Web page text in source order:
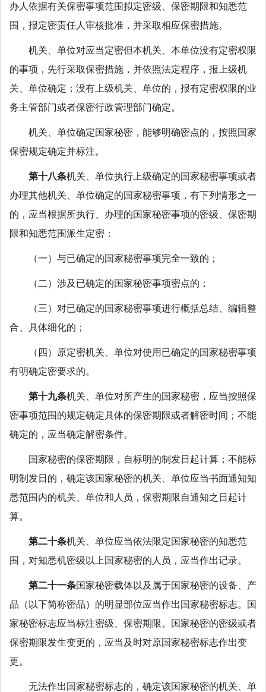
办人依据有关保密事项范围拟定密级、保密期限和知悉范
围，报定密责任人审核批准，并采取相应保密措施。
机关、单位对应当定密但本机关、本单位没有定密权限
的事项，先行采取保密措施，并依照法定程序，报上级机
关、单位确定；没有上级机关、单位的，报有定密权限的业
务主管部门或者保密行政管理部门确定。
机关、单位确定国家秘密，能够明确密点的，按照国家
保密规定确定并标注。
第十八条机关、单位执行上级确定的国家秘密事项或者
办理其他机关、单位确定的国家秘密事项，有下列情形之一
的，应当根据所执行、办理的国家秘密事项的密级、保密期
限和知悉范围派生定密：
（一）与已确定的国家秘密事项完全一致的；
（二）涉及已确定的国家秘密事项密点的；
（三）对已确定的国家秘密事项进行概括总结、编辑整
合、具体细化的；
（四）原定密机关、单位对使用已确定的国家秘密事项
有明确定密要求的。
第十九条机关、单位对所产生的国家秘密，应当按照保
密事项范围的规定确定具体的保密期限或者解密时间；不能
确定的，应当确定解密条件。
国家秘密的保密期限，自标明的制发日起计算；不能标
明制发日的，确定该国家秘密的机关、单位应当书面通知知
悉范围内的机关、单位和人员，保密期限自通知之日起计
算。
第二十条机关、单位应当依法限定国家秘密的知悉范
围，对知悉机密级以上国家秘密的人员，应当作出记录。
第二十一条国家秘密载体以及属于国家秘密的设备、产
品（以下简称密品）的明显部位应当作出国家秘密标志。国
家秘密标志应当标注密级、保密期限。国家秘密的密级或者
保密期限发生变更的，应当及时对原国家秘密标志作出变
更。
无法作出国家秘密标志的，确定该国家秘密的机关、单